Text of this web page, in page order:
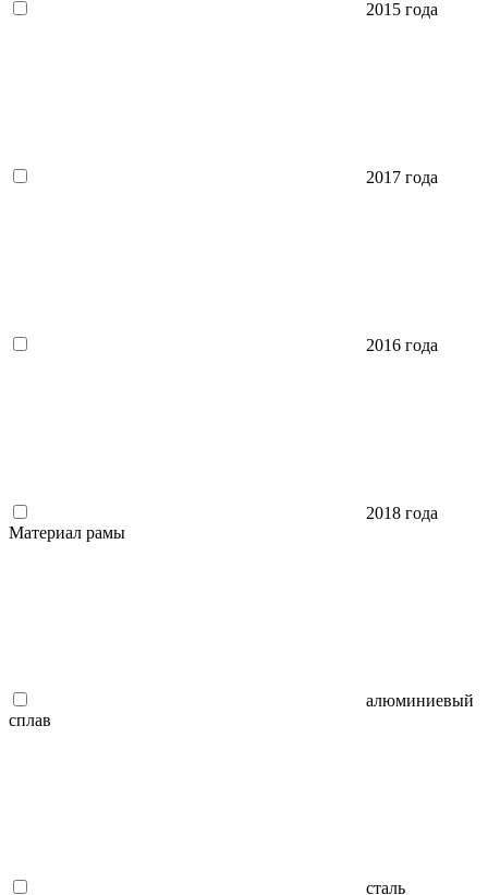
2015 года
2017 года
2016 года
2018 года
Материал рамы
алюминиевый
сплав
сталь